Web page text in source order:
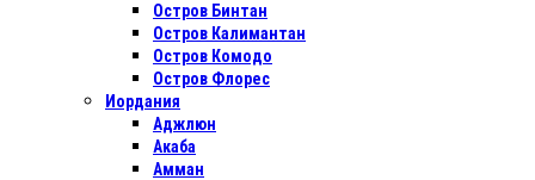
Остров Бинтан
Остров Калимантан
Остров Комодо
Остров Флорес
Иордания
Аджлюн
Акаба
Амман